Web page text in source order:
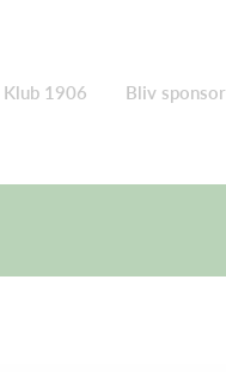
Klub 1906 Bliv sponsor